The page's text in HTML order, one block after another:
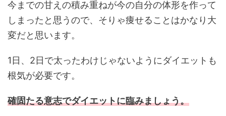
今までの甘えの積み重ねが今の自分の体形を作って
しまったと思うので、そりゃ痩せることはかなり大
変だと思います。
1日、2日で太ったわけじゃないようにダイエットも
根気が必要です。
確固たる意志でダイエットに臨みましょう。